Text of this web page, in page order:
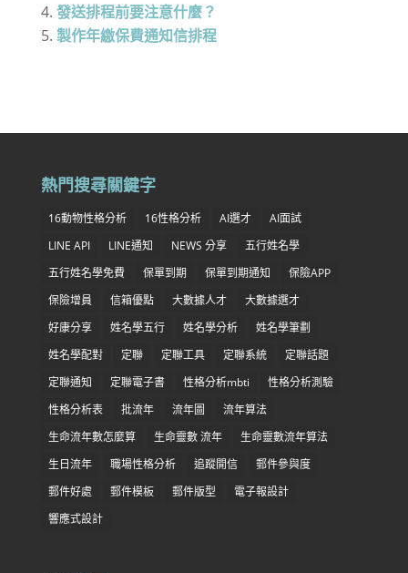
發送排程前要注意什麼？
製作年繳保費通知信排程
熱門搜尋關鍵字
16動物性格分析 16性格分析 AI選才
AI面試
LINE API
LINE通知 NEWS 分享
五行姓名學
五行姓名學免費
保單到期 保單到期通知
保險APP
保險增員
信箱優點 大數據人才
大數據選才
好康分享
姓名學五行 姓名學分析
姓名學筆劃
姓名學配對
定聯 定聯工具 定聯系統
定聯話題
定聯通知
定聯電子書 性格分析mbti
性格分析測驗
性格分析表
批流年 流年圖
流年算法
生命流年數怎麼算
生命靈數 流年
生命靈數流年算法
生日流年
職場性格分析 追蹤開信
郵件參與度
郵件好處
郵件模板 郵件版型
電子報設計
響應式設計